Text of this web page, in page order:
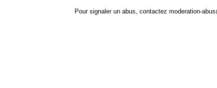
Pour signaler un abus, contactez moderation-